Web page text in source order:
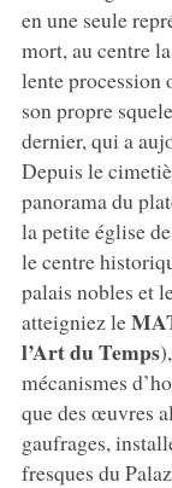
en une seule
mort, au centre
lente procession
son propre
dernier, qui a
Depuis le
panorama du
la petite église
le centre
palais nobles et
atteigniez le
l’Art du Temps
mécanismes
que des œuvres
gaufrages,
fresques du